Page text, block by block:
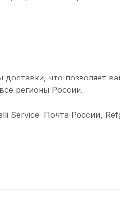
что позволяет
регионы России.
Service, Почта России,